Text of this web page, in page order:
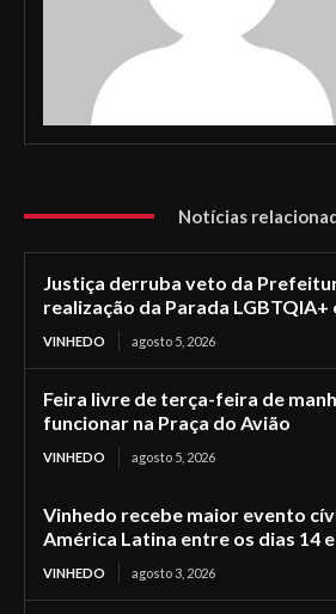
Notícias
Justiça derruba veto da
realização da Parada LGBTQIA+
VINHEDO agosto 5, 2026
Feira livre de terça-feira de
funcionar na Praça do Avião
VINHEDO agosto 5, 2026
Vinhedo recebe maior evento
América Latina entre os dias 14
VINHEDO agosto 3, 2026